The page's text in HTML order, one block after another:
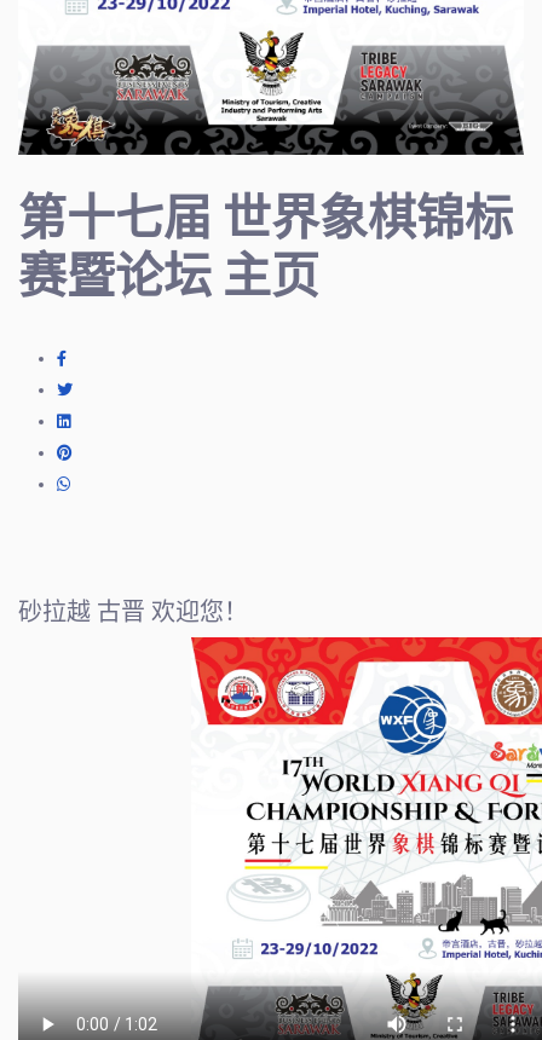
第十七届 世界象棋锦标
赛暨论坛 主页
砂拉越 古晋 欢迎您！